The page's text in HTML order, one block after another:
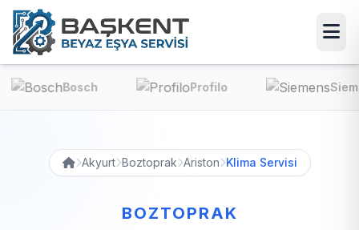
Profilo Siemens
Akyurt Boztoprak Ariston Klima Servisi
BOZTOPRAK